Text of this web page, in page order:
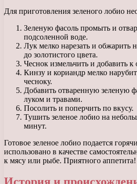
Для приготовления зеленого лобио
Зеленую фасоль промыть и
подсоленной воде.
Лук мелко нарезать и обжарить
до золотистого цвета.
Чеснок измельчить и добавить
Кинзу и кориандр мелко
чесноку.
Добавить отваренную зеленую
луком и травами.
Посолить и поперчить по вкусу.
Тушить зеленое лобио на
минут.
Готовое зеленое лобио подается
использовано в качестве
к мясу или рыбе. Приятного аппетита!